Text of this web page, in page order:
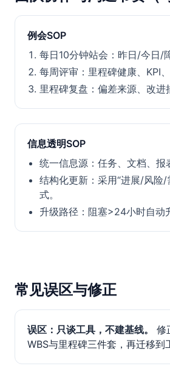
例会SOP
每日10分钟站会：昨日/今日/
每周评审：里程碑健康、KPI、
里程碑复盘：偏差来源、改进
信息透明SOP
统一信息源：任务、文档、报
结构化更新：采用“进展/风险/
式。
升级路径：阻塞>24小时自动
常见误区与修正
误区：只谈工具，不建基线。
修
WBS与里程碑三件套，再迁移到